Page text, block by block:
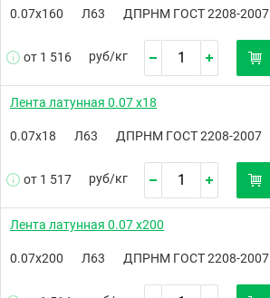
0.07х160 Л63 ДПРНМ ГОСТ 2208-2007
от 1 516 руб/кг
Лента латунная 0.07 х18
0.07х18 Л63 ДПРНМ ГОСТ 2208-2007
от 1 517 руб/кг
Лента латунная 0.07 х200
0.07х200 Л63 ДПРНМ ГОСТ 2208-2007